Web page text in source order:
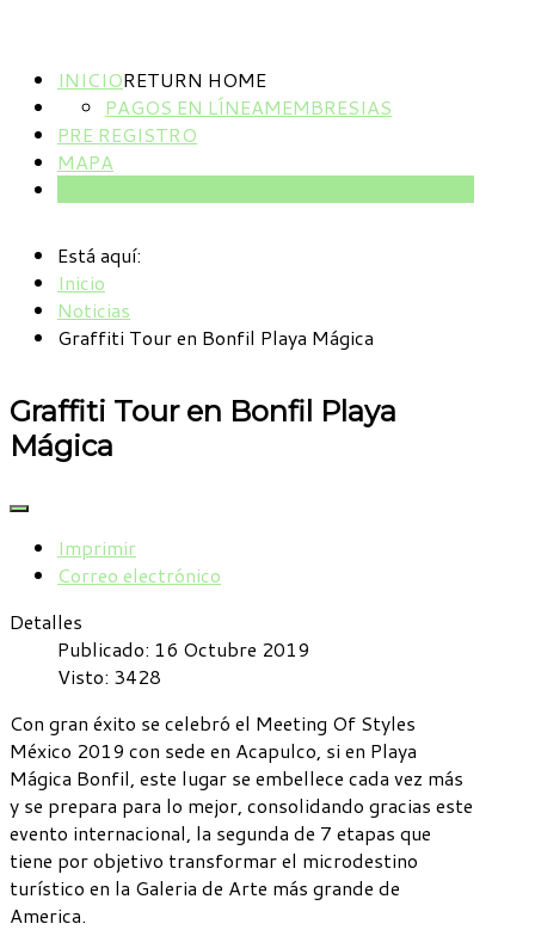
INICIORETURN HOME
MEMBRESIAS
PAGOS EN LÍNEA
PRE REGISTRO
MAPA
Está aquí:
Inicio
Noticias
Graffiti Tour en Bonfil Playa Mágica
Graffiti Tour en Bonfil Playa
Mágica
Imprimir
Correo electrónico
Detalles
Publicado: 16 Octubre 2019
Visto: 3428
Con gran éxito se celebró el Meeting Of Styles
México 2019 con sede en Acapulco, si en Playa
Mágica Bonfil, este lugar se embellece cada vez más
y se prepara para lo mejor, consolidando gracias este
evento internacional, la segunda de 7 etapas que
tiene por objetivo transformar el microdestino
turístico en la Galeria de Arte más grande de
America.